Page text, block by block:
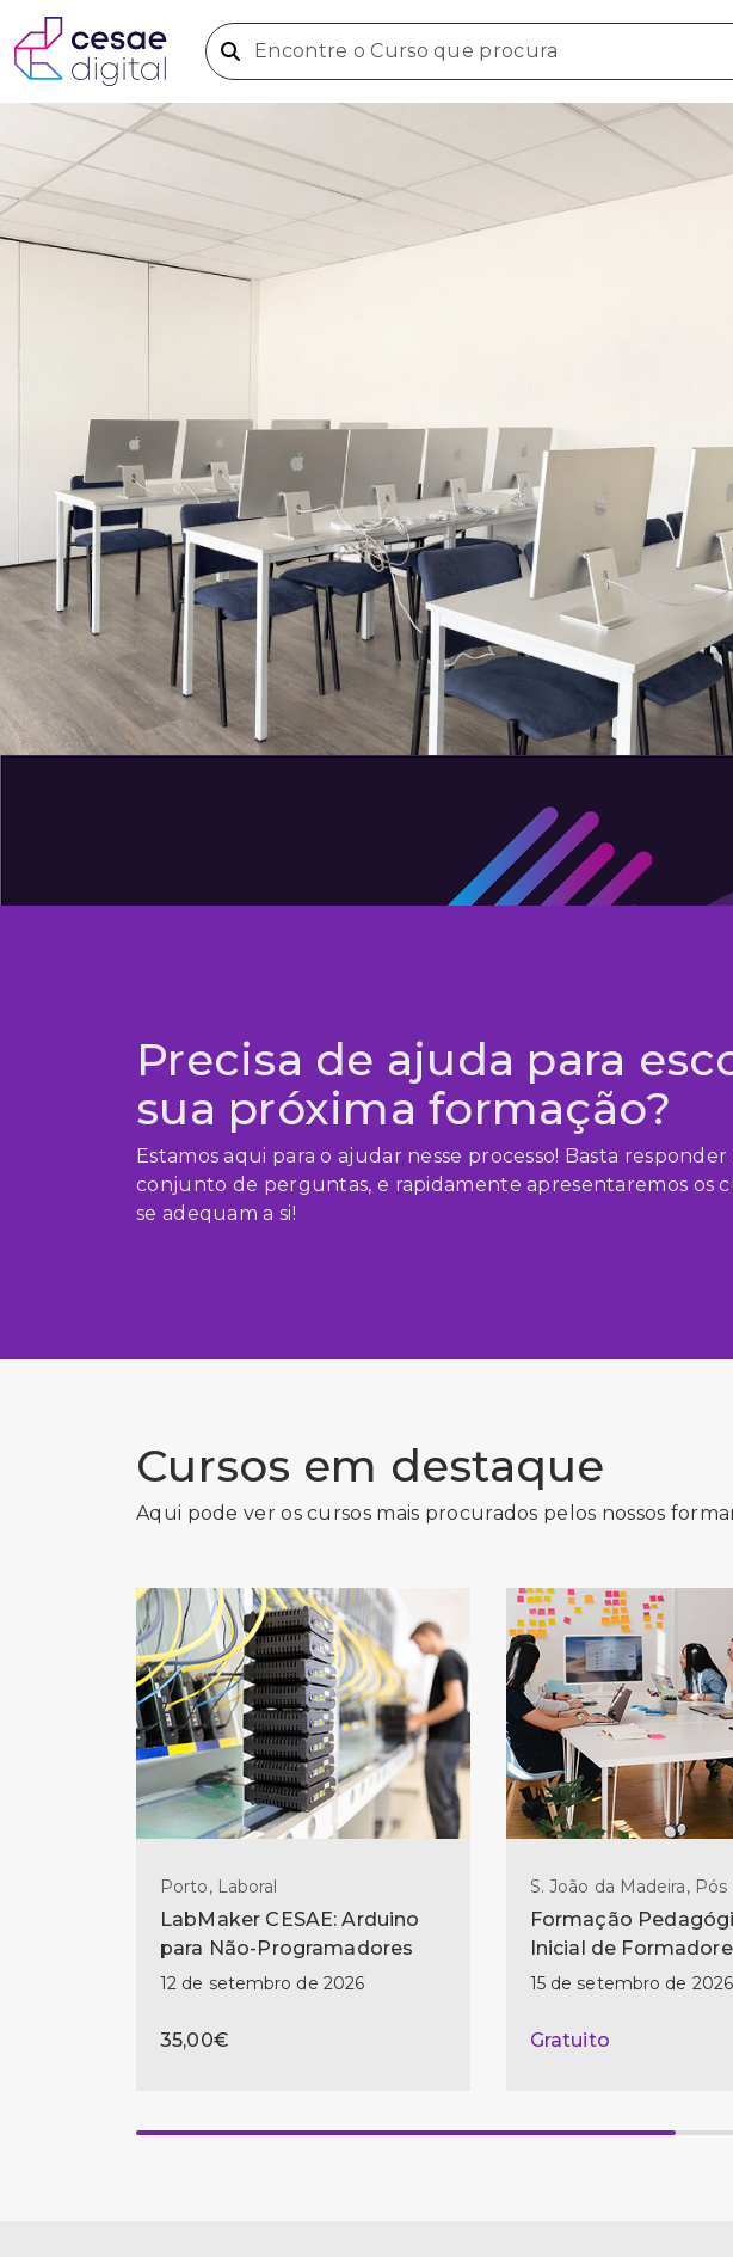
Precisa de ajuda para
sua próxima formação?
Estamos aqui para o ajudar nesse processo! Basta
conjunto de perguntas, e rapidamente apresentaremos os
se adequam a si!
Cursos em destaque
Aqui pode ver os cursos mais procurados pelos nossos
Porto, Laboral
LabMaker CESAE: Arduino
para Não-Programadores
12 de setembro de 2026
35,00€
S. João da Madeira, Pós
Formação
Inicial de
ed)
15 de setembro de 2026
Gratuito